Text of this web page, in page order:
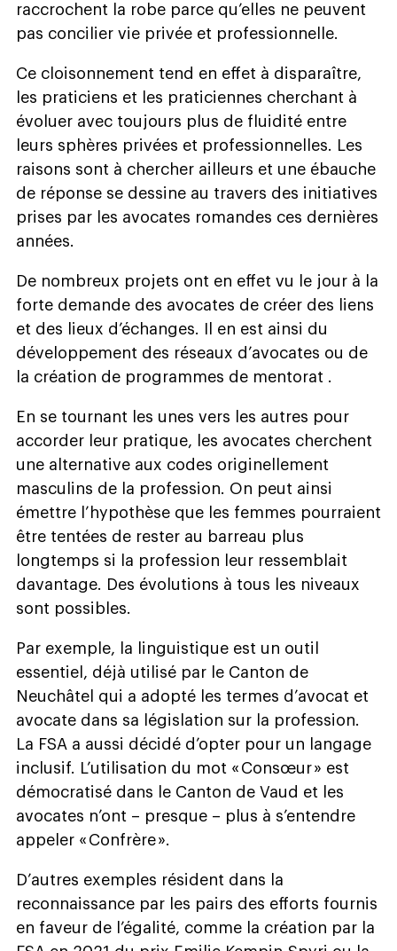
raccrochent la robe parce qu’elles ne peuvent
pas concilier vie privée et professionnelle.
Ce cloisonnement tend en effet à disparaître,
les praticiens et les praticiennes cherchant à
évoluer avec toujours plus de fluidité entre
leurs sphères privées et professionnelles. Les
raisons sont à chercher ailleurs et une ébauche
de réponse se dessine au travers des initiatives
prises par les avocates romandes ces dernières
années.
De nombreux projets ont en effet vu le jour à la
forte demande des avocates de créer des liens
et des lieux d’échanges. Il en est ainsi du
développement des réseaux d’avocates ou de
la création de programmes de mentorat .
En se tournant les unes vers les autres pour
accorder leur pratique, les avocates cherchent
une alternative aux codes originellement
masculins de la profession. On peut ainsi
émettre l’hypothèse que les femmes pourraient
être tentées de rester au barreau plus
longtemps si la profession leur ressemblait
davantage. Des évolutions à tous les niveaux
sont possibles.
Par exemple, la linguistique est un outil
essentiel, déjà utilisé par le Canton de
Neuchâtel qui a adopté les termes d’avocat et
avocate dans sa législation sur la profession.
La FSA a aussi décidé d’opter pour un langage
inclusif. L’utilisation du mot « Consœur » est
démocratisé dans le Canton de Vaud et les
avocates n’ont – presque – plus à s’entendre
appeler « Confrère ».
D’autres exemples résident dans la
reconnaissance par les pairs des efforts fournis
en faveur de l’égalité, comme la création par la